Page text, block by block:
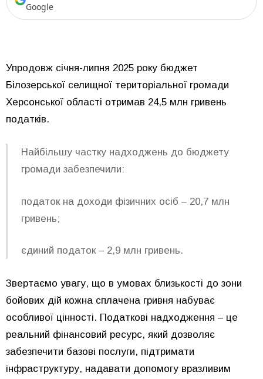
Google
Упродовж січня-липня 2025 року бюджет
Білозерської селищної територіальної громади
Херсонської області отримав 24,5 млн гривень
податків.
Найбільшу частку надходжень до бюджету
громади забезпечили:
податок на доходи фізичних осіб – 20,7 млн
гривень;
єдиний податок – 2,9 млн гривень.
Звертаємо увагу, що в умовах близькості до зони
бойових дій кожна сплачена гривня набуває
особливої цінності. Податкові надходження – це
реальний фінансовий ресурс, який дозволяє
забезпечити базові послуги, підтримати
інфраструктуру, надавати допомогу вразливим